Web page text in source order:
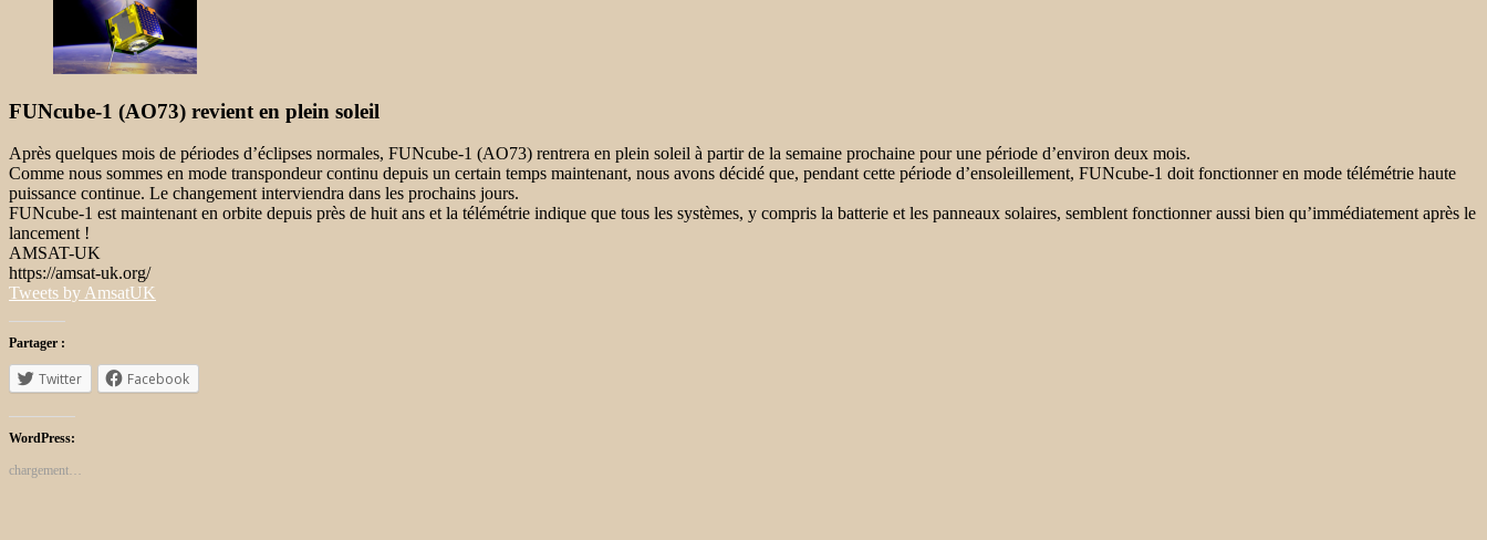
FUNcube-1 (AO73) revient en plein soleil
Après quelques mois de périodes d’éclipses normales, FUNcube-1 (AO73) rentrera en plein soleil à partir de la semaine prochaine pour une période d’environ deux mois.
Comme nous sommes en mode transpondeur continu depuis un certain temps maintenant, nous avons décidé que, pendant cette période d’ensoleillement, FUNcube-1 doit fonctionner en mode télémétrie haute
puissance continue. Le changement interviendra dans les prochains jours.
FUNcube-1 est maintenant en orbite depuis près de huit ans et la télémétrie indique que tous les systèmes, y compris la batterie et les panneaux solaires, semblent fonctionner aussi bien qu’immédiatement après le
lancement !
AMSAT-UK
https://amsat-uk.org/
Tweets by AmsatUK
Partager :
Twitter Facebook
WordPress:
chargement…